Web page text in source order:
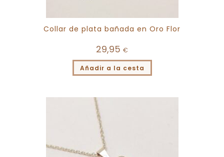
Collar de plata bañada en Oro Flor
29,95 €
Añadir a la cesta